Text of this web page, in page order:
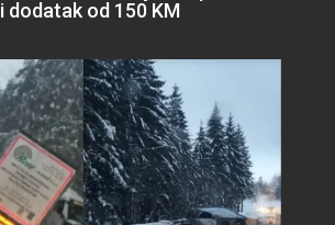
dodatak od 150 KM